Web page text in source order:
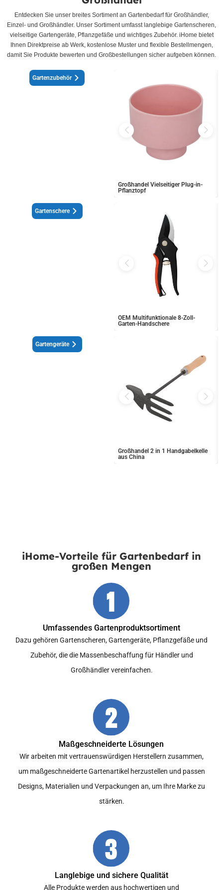
Entdecken Sie unser breites Sortiment an Gartenbedarf für Großhändler,
Einzel- und Großhändler. Unser Sortiment umfasst langlebige Gartenscheren,
vielseitige Gartengeräte, Pflanzgefäße und wichtiges Zubehör. iHome bietet
Ihnen Direktpreise ab Werk, kostenlose Muster und flexible Bestellmengen,
damit Sie Produkte bewerten und Großbestellungen sicher aufgeben können.
Gartenzubehör
Großhandel Vielseitiger Plug-in-
Pflanztopf
Gartenschere
OEM Multifunktionale 8-Zoll-
Garten-Handschere
Gartengeräte
Großhandel 2 in 1 Handgabelkelle
aus China
iHome-Vorteile für Gartenbedarf in
großen Mengen
Umfassendes Gartenproduktsortiment
Dazu gehören Gartenscheren, Gartengeräte, Pflanzgefäße und
Zubehör, die die Massenbeschaffung für Händler und
Großhändler vereinfachen.
Maßgeschneiderte Lösungen
Wir arbeiten mit vertrauenswürdigen Herstellern zusammen,
um maßgeschneiderte Gartenartikel herzustellen und passen
Designs, Materialien und Verpackungen an, um Ihre Marke zu
stärken.
Langlebige und sichere Qualität
Alle Produkte werden aus hochwertigen und